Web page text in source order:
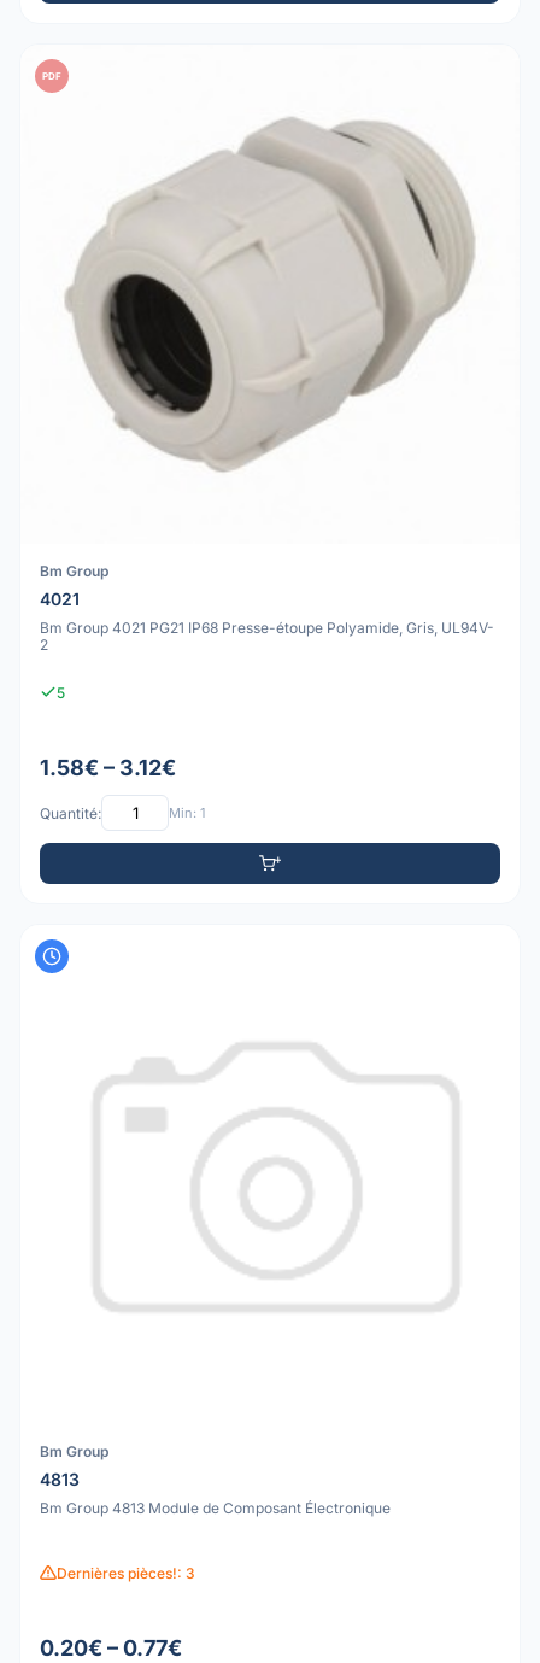
PDF
Bm Group
4021
Bm Group 4021 PG21 IP68 Presse-étoupe Polyamide, Gris, UL94V-
2
5
1.58€ – 3.12€
Quantité: Min: 1
Bm Group
4813
Bm Group 4813 Module de Composant Électronique
Dernières pièces!: 3
0.20€ – 0.77€